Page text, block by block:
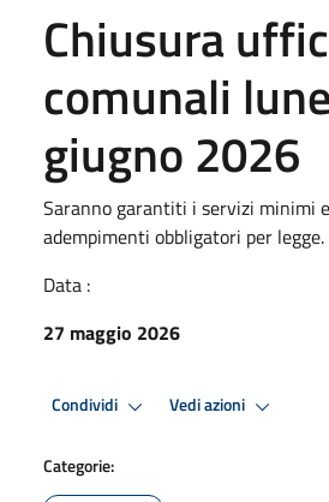
Chiusura
comunali
giugno 2026
Saranno garantiti i servizi minimi
adempimenti obbligatori per legge.
Data :
27 maggio 2026
Condividi Vedi azioni
Categorie: